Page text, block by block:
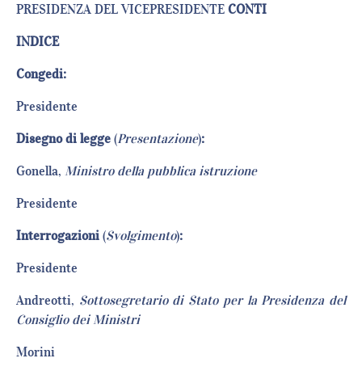
PRESIDENZA DEL VICEPRESIDENTE CONTI
INDICE
Congedi:
Presidente
Disegno di legge (Presentazione):
Gonella, Ministro della pubblica istruzione
Presidente
Interrogazioni (Svolgimento):
Presidente
Andreotti, Sottosegretario di Stato per la Presidenza del
Consiglio dei Ministri
Morini